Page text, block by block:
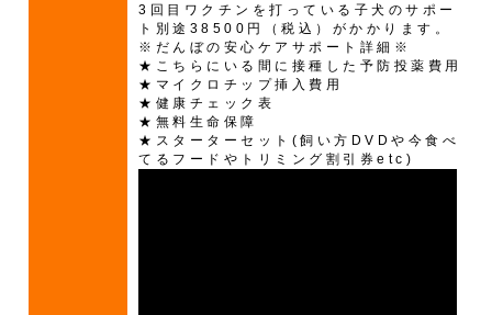
3回目ワクチンを打っている子犬のサポー
ト別途38500円（税込）がかかります。
※だんぼの安心ケアサポート詳細※
★こちらにいる間に接種した予防投薬費用
★マイクロチップ挿入費用
★健康チェック表
★無料生命保障
★スターターセット(飼い方DVDや今食べ
てるフードやトリミング割引券etc)